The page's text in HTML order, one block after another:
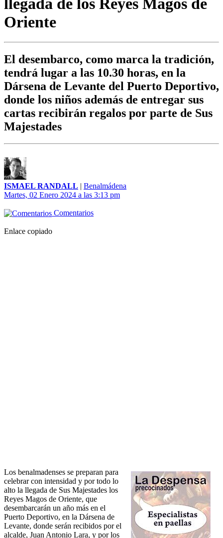
Oriente
El desembarco, como marca la tradición,
tendrá lugar a las 10.30 horas, en la
Dársena de Levante del Puerto Deportivo,
donde los niños además de entregar sus
cartas recibirán regalos por parte de Sus
Majestades
ISMAEL RANDALL | Benalmádena
Martes, 02 Enero 2024 a las 3:13 pm
Comentarios
Enlace copiado
Los benalmadenses se preparan para
celebrar con intensidad y por todo lo
alto la llegada de Sus Majestades los
Reyes Magos de Oriente, que
desembarcarán un año más en el
Puerto Deportivo, en la Dársena de
Levante, donde serán recibidos por el
alcalde, Juan Antonio Lara, y por los